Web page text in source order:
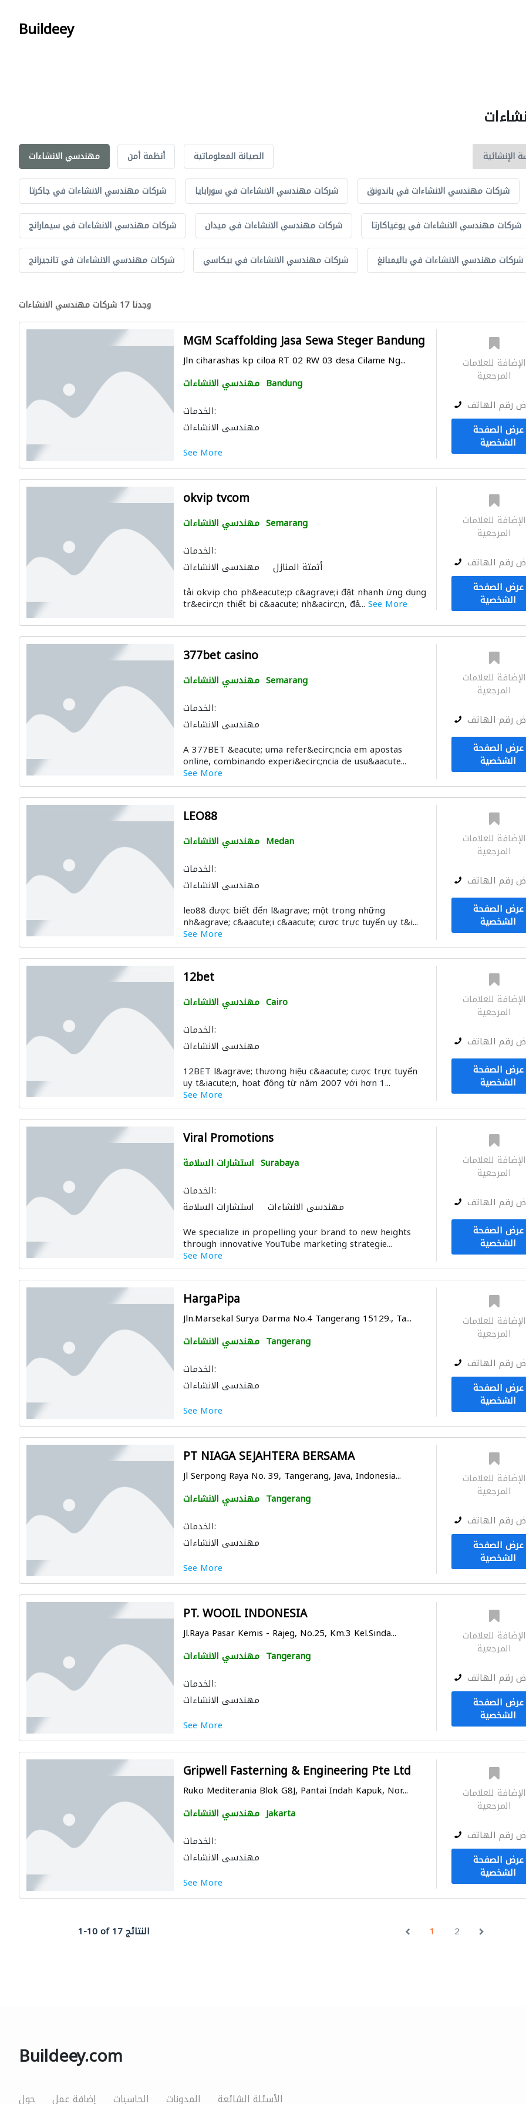
Buildeey
مهندسي الانشاءات أنظمة أمن الصيانة المعلوماتية
شركات مهندسي الانشاءات في جاكرتا شركات مهندسي الانشاءات في سورابايا شركات مهندسي الانشاءات في باندونق
شركات مهندسي الانشاءات في سيمارانج شركات مهندسي الانشاءات في ميدان شركات مهندسي الانشاءات في يوغياكارتا
شركات مهندسي الانشاءات في تانجيرانج شركات مهندسي الانشاءات في بيكاسي شركات مهندسي الانشاءات في باليمبانغ
وجدنا 17 شركات مهندسي الانشاءات
MGM Scaffolding Jasa Sewa Steger Bandung
Jln ciharashas kp ciloa RT 02 RW 03 desa Cilame Ng...
مهندسي الانشاءات Bandung
الخدمات:
مهندسي الانشاءات
See More
الإضافة للعلامات
المرجعية
رقم الهاتف
عرض الصفحة
الشخصية
okvip tvcom
مهندسي الانشاءات Semarang
الخدمات:
مهندسي الانشاءات
أتمتة المنازل
tải okvip cho ph&eacute;p c&agrave;i đặt nhanh ứng dụng
tr&ecirc;n thiết bị c&aacute; nh&acirc;n, đả... See More
الإضافة للعلامات
المرجعية
رقم الهاتف
عرض الصفحة
الشخصية
377bet casino
مهندسي الانشاءات Semarang
الخدمات:
مهندسي الانشاءات
A 377BET &eacute; uma refer&ecirc;ncia em apostas
online, combinando experi&ecirc;ncia de usu&aacute...
See More
الإضافة للعلامات
المرجعية
رقم الهاتف
عرض الصفحة
الشخصية
LEO88
مهندسي الانشاءات Medan
الخدمات:
مهندسي الانشاءات
leo88 được biết đến l&agrave; một trong những
nh&agrave; c&aacute;i c&aacute; cược trực tuyến uy t&i...
See More
الإضافة للعلامات
المرجعية
رقم الهاتف
عرض الصفحة
الشخصية
12bet
مهندسي الانشاءات Cairo
الخدمات:
مهندسي الانشاءات
12BET l&agrave; thương hiệu c&aacute; cược trực tuyến
uy t&iacute;n, hoạt động từ năm 2007 với hơn 1...
See More
الإضافة للعلامات
المرجعية
رقم الهاتف
عرض الصفحة
الشخصية
Viral Promotions
استشارات السلامة Surabaya
الخدمات:
استشارات السلامة
مهندسي الانشاءات
We specialize in propelling your brand to new heights
through innovative YouTube marketing strategie...
See More
الإضافة للعلامات
المرجعية
رقم الهاتف
عرض الصفحة
الشخصية
HargaPipa
Jln.Marsekal Surya Darma No.4 Tangerang 15129., Ta...
مهندسي الانشاءات Tangerang
الخدمات:
مهندسي الانشاءات
See More
الإضافة للعلامات
المرجعية
رقم الهاتف
عرض الصفحة
الشخصية
PT NIAGA SEJAHTERA BERSAMA
Jl Serpong Raya No. 39, Tangerang, Java, Indonesia...
مهندسي الانشاءات Tangerang
الخدمات:
مهندسي الانشاءات
See More
الإضافة للعلامات
المرجعية
رقم الهاتف
عرض الصفحة
الشخصية
PT. WOOIL INDONESIA
Jl.Raya Pasar Kemis - Rajeg, No.25, Km.3 Kel.Sinda...
مهندسي الانشاءات Tangerang
الخدمات:
مهندسي الانشاءات
See More
الإضافة للعلامات
المرجعية
رقم الهاتف
عرض الصفحة
الشخصية
Gripwell Fasterning & Engineering Pte Ltd
Ruko Mediterania Blok G8J, Pantai Indah Kapuk, Nor...
مهندسي الانشاءات Jakarta
الخدمات:
مهندسي الانشاءات
See More
الإضافة للعلامات
المرجعية
رقم الهاتف
عرض الصفحة
الشخصية
1-10 of 17 النتائج 1 2
Buildeey.com
حول إضافة عمل الحاسبات المدونات الأسئلة الشائعة